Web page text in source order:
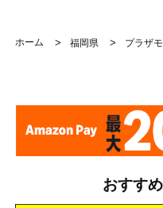
ホーム > 福岡県 > プラザ
おすす